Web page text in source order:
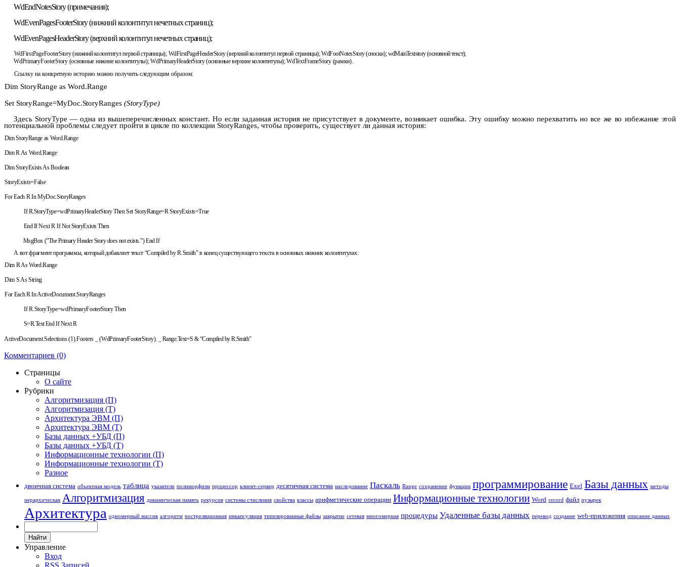
WdEndNotesStory(примечания);
WdEvenPagesFooterStory(нижний колонтитул нечетных страниц);
WdEvenPagesHeaderStory(верхний колонтитул нечетных страниц);
WdFirstPageFooterStory(нижний колонтитул первой страницы); WdFirstPageHeaderStory(верхний колонтитул первой страницы);WdFootNotesStory(сноски);wdMainTextstory(основной текст);
WdPrimaryFooterStory(основные нижние колонтитулы);WdPrimaryHeaderStory(основные верхние колонтитулы);WdTextFrameStory(рамки).
Ссылку на конкретную историю можно получить следующим образом:
Dim StoryRange as Word.Range
Set StoryRange=MyDoc.StoryRanges (StoryType)
Здесь StoryType — одна из вышеперечисленных констант. Но если заданнаяистория не присутствует в документе, возникает ошибка. Эту ошибку можно пе­рехватить но все же во избежание этой
потен­циальной проблемы следует пройти в цикле по коллекции StoryRanges, чтобы проверить, существует ли данная история:
Dim StoryRange as Word.Range
Dim R As Word.Range
Dim StoryExists As Boolean
StoryExists=False
For Each R In MyDoc.StoryRanges
If R.StoryType=wdPrimaryHeaderStory ThenSet StoryRange=RStoryExists=True
End IfNext RIf Not StoryExists Then
MsgBox (”The Primary Header Story does not exists.”)EndIf
А вот фрагмент программы, который добавляет текст “CompiledbyR.Smith”в конец существующего текста в основных нижних колонтитулах:
Dim R As Word.Range
Dim S As String
For Each R In ActiveDocument.StoryRanges
If R.StoryType=wdPrimaryFooterStory Then
S=R.TextEnd IfNext R
ActiveDocument.Selections(1).Footers _(WdPrimaryFooterStory). _ Range.Text=S & “Compiled by R.Smith”
Комментариев (0)
Страницы
О сайте
Рубрики
Алгоритмизация (П)
Алгоритмизация (Т)
Архитектура ЭВМ (П)
Архитектура ЭВМ (Т)
Базы данных +УБД (П)
Базы данных +УБД (Т)
Информационные технологии (П)
Информационные технологии (Т)
Разное
двоичная система объектная модель таблица указатели полиморфизм процессор клиент-сервер десятичная система наследование Паскаль Range сохранение функции программирование Exel Базы данных методы
иерархическая Алгоритмизация динамическая память рекурсия системы счисления свойства классы арифметические операции Информационные технологии Word record файл пузырек
Архитектура одномерный массив алгоритм постреляционная инкапсуляция типизированные файлы закрытие сетевая многомерная процедуры Удаленные базы данных перевод создание web-приложения описание данных
Управление
Вход
RSS Записей